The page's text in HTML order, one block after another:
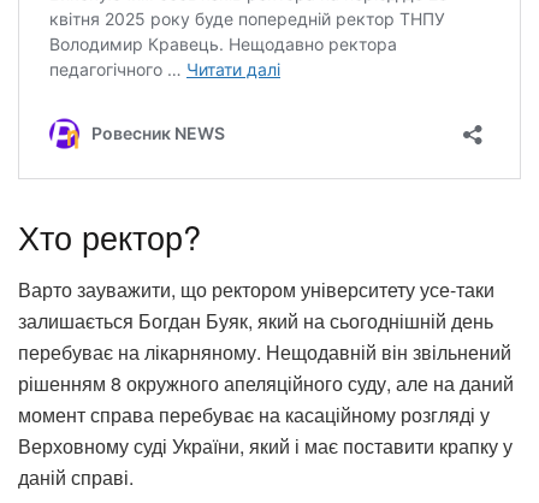
Хто ректор?
Варто зауважити, що ректором університету усе-таки
залишається Богдан Буяк, який на сьогоднішній день
перебуває на лікарняному. Нещодавній він звільнений
рішенням 8 окружного апеляційного суду, але на даний
момент справа перебуває на касаційному розгляді у
Верховному суді України, який і має поставити крапку у
даній справі.